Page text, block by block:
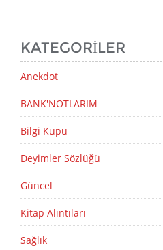
KATEGORILER
Anekdot
BANK'NOTLARIM
Bilgi Küpü
Deyimler Sözlüğü
Güncel
Kitap Alıntıları
Sağlık